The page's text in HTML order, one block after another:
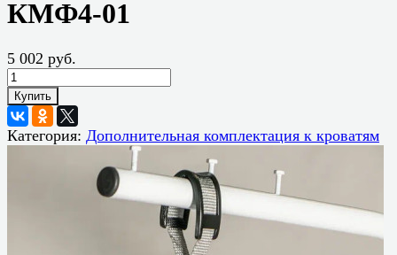
КМФ4-01
5 002 руб.
Купить
Категория: Дополнительная комплектация к кроватям